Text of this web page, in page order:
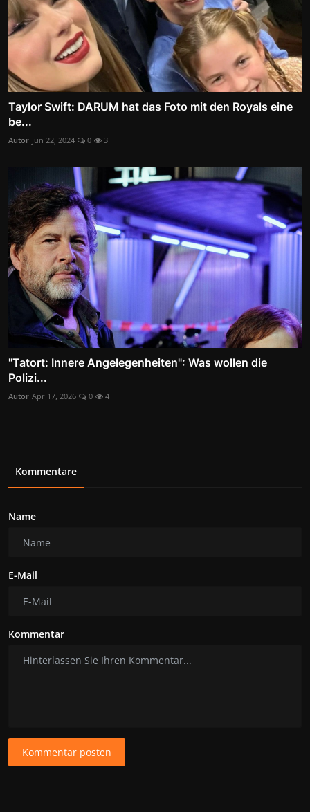
Taylor Swift: DARUM hat das Foto mit den Royals eine
be...
Autor Jun 22, 2024 0 3
"Tatort: Innere Angelegenheiten": Was wollen die
Polizi...
Autor Apr 17, 2026 0 4
Kommentare
Name
E-Mail
Kommentar
Kommentar posten